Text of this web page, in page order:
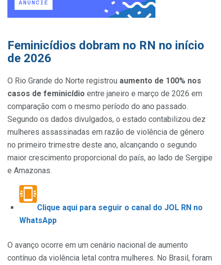
Feminicídios dobram no RN no início
de 2026
O Rio Grande do Norte registrou aumento de 100% nos
casos de feminicídio entre janeiro e março de 2026 em
comparação com o mesmo período do ano passado.
Segundo os dados divulgados, o estado contabilizou dez
mulheres assassinadas em razão de violência de gênero
no primeiro trimestre deste ano, alcançando o segundo
maior crescimento proporcional do país, ao lado de Sergipe
e Amazonas.
Clique aqui para seguir o canal do JOL RN no
WhatsApp
O avanço ocorre em um cenário nacional de aumento
contínuo da violência letal contra mulheres. No Brasil, foram